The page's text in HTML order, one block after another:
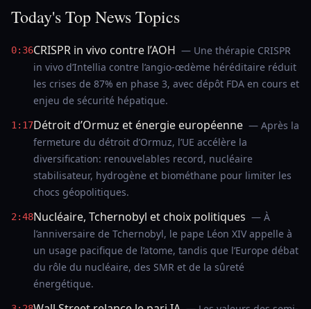
Today's Top News Topics
0:36CRISPR in vivo contre l’AOH — Une thérapie CRISPR
in vivo d’Intellia contre l’angio-œdème héréditaire réduit
les crises de 87% en phase 3, avec dépôt FDA en cours et
enjeu de sécurité hépatique.
1:17Détroit d’Ormuz et énergie européenne — Après la
fermeture du détroit d’Ormuz, l’UE accélère la
diversification: renouvelables record, nucléaire
stabilisateur, hydrogène et biométhane pour limiter les
chocs géopolitiques.
2:48Nucléaire, Tchernobyl et choix politiques — À
l’anniversaire de Tchernobyl, le pape Léon XIV appelle à
un usage pacifique de l’atome, tandis que l’Europe débat
du rôle du nucléaire, des SMR et de la sûreté
énergétique.